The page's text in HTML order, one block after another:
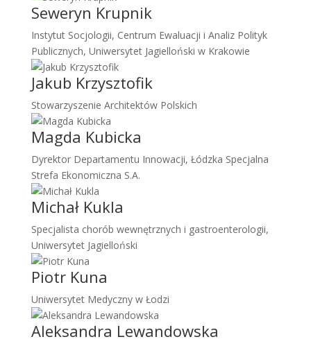
Seweryn Krupnik
Instytut Socjologii, Centrum Ewaluacji i Analiz Polityk
Publicznych, Uniwersytet Jagielloński w Krakowie
Jakub Krzysztofik
Stowarzyszenie Architektów Polskich
Magda Kubicka
Dyrektor Departamentu Innowacji, Łódzka Specjalna
Strefa Ekonomiczna S.A.
Michał Kukla
Specjalista chorób wewnętrznych i gastroenterologii,
Uniwersytet Jagielloński
Piotr Kuna
Uniwersytet Medyczny w Łodzi
Aleksandra Lewandowska